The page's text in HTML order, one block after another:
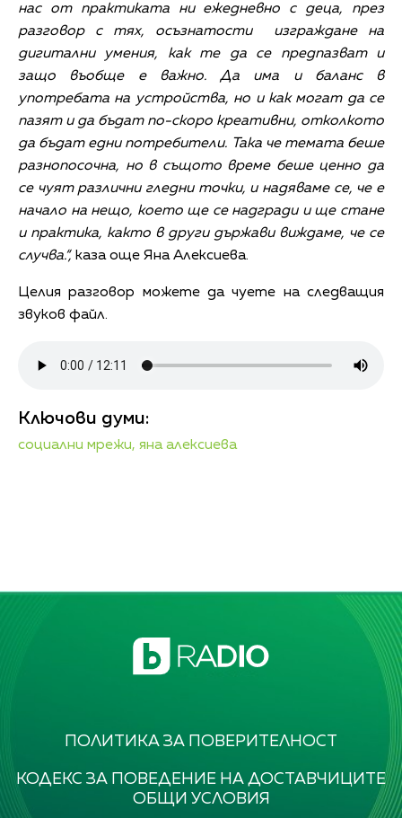
нас от практиката ни ежедневно с деца, през
разговор с тях, осъзнатости изграждане на
дигитални умения, как те да се предпазват и
защо въобще е важно. Да има и баланс в
употребата на устройства, но и как могат да се
пазят и да бъдат по-скоро креативни, отколкото
да бъдат едни потребители. Така че темата беше
разнопосочна, но в същото време беше ценно да
се чуят различни гледни точки, и надяваме се, че е
начало на нещо, което ще се надгради и ще стане
и практика, както в други държави виждаме, че се
случва.“, каза още Яна Алексиева.
Целия разговор можете да чуете на следващия
звуков файл.
Ключови думи:
социални мрежи, яна алексиева
ПОЛИТИКА ЗА ПОВЕРИТЕЛНОСТ
КОДЕКС ЗА ПОВЕДЕНИЕ НА ДОСТАВЧИЦИТЕ
ОБЩИ УСЛОВИЯ